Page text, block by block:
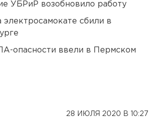
УБРиР возобновило работу
электросамокате сбили в
опасности ввели в Пермском
28 ИЮЛЯ 2020 В 10:27